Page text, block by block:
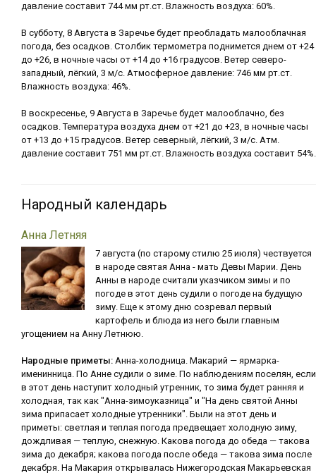
давление составит 744 мм рт.ст. Влажность воздуха: 60%.
В субботу, 8 Августа в Заречье будет преобладать малооблачная
погода, без осадков. Столбик термометра поднимется днем от +24
до +26, в ночные часы от +14 до +16 градусов. Ветер северо-
западный, лёгкий, 3 м/с. Атмосферное давление: 746 мм рт.ст.
Влажность воздуха: 46%.
В воскресенье, 9 Августа в Заречье будет малооблачно, без
осадков. Температура воздуха днем от +21 до +23, в ночные часы
от +13 до +15 градусов. Ветер северный, лёгкий, 3 м/с. Атм.
давление составит 751 мм рт.ст. Влажность воздуха составит 54%.
Народный календарь
Анна Летняя
7 августа (по старому стилю 25 июля) чествуется
в народе святая Анна - мать Девы Марии. День
Анны в народе считали указчиком зимы и по
погоде в этот день судили о погоде на будущую
зиму. Еще к этому дню созревал первый
картофель и блюда из него были главным
угощением на Анну Летнюю.
Народные приметы: Анна-холодница. Макарий — ярмарка-
именинница. По Анне судили о зиме. По наблюдениям поселян, если
в этот день наступит холодный утренник, то зима будет ранняя и
холодная, так как "Анна-зимоуказница" и "На день святой Анны
зима припасает холодные утренники". Были на этот день и
приметы: светлая и теплая погода предвещает холодную зиму,
дождливая — теплую, снежную. Какова погода до обеда — такова
зима до декабря; какова погода после обеда — такова зима после
декабря. На Макария открывалась Нижегородская Макарьевская